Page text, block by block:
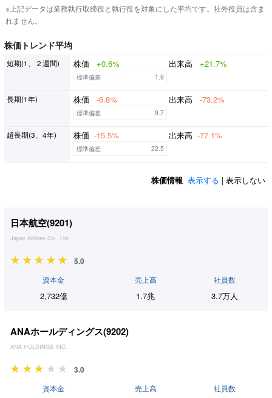
※上記データは業務執行取締役と執行役を対象にした平均です。社外役員は含ま
れません。
株価トレンド平均
短期(1、２週間) 株価 +0.6% 出来高 +21.7%
標準偏差 1.9
長期(1年) 株価 -6.8% 出来高 -73.2%
標準偏差 9.7
超長期(3、4年) 株価 -15.5% 出来高 -77.1%
標準偏差 22.5
株価情報 表示する | 表示しない
日本航空(9201)
Japan Airlines Co., Ltd.
5.0
資本金
2,732億
売上高
1.7兆
社員数
3.7万人
ANAホールディングス(9202)
ANA HOLDINGS INC.
3.0
資本金 売上高 社員数